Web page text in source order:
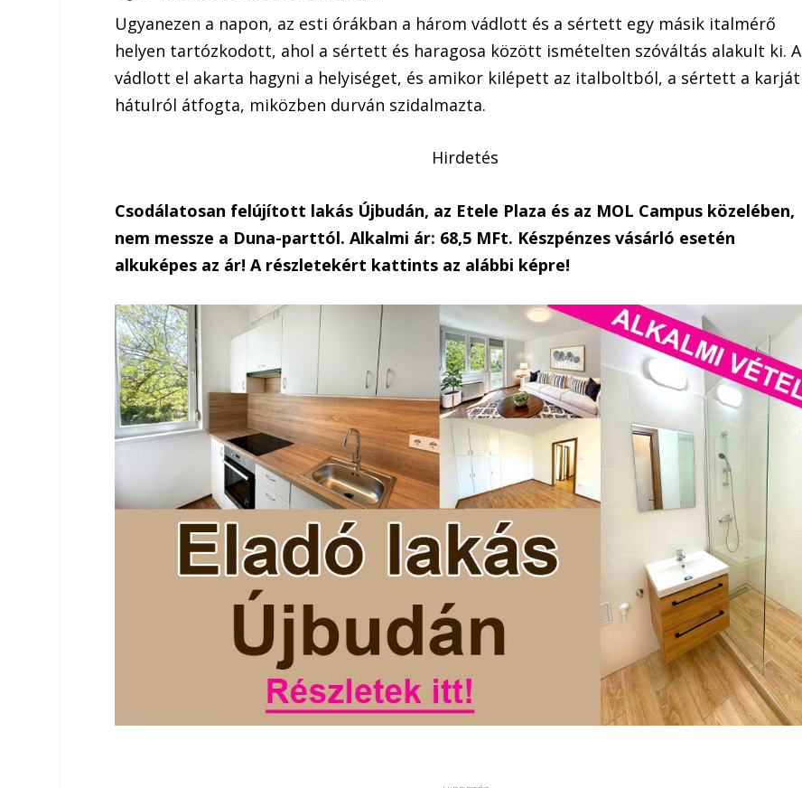
Ugyanezen a napon, az esti órákban a három vádlott és a sértett egy másik italmérő
helyen tartózkodott, ahol a sértett és haragosa között ismételten szóváltás alakult ki. A
vádlott el akarta hagyni a helyiséget, és amikor kilépett az italboltból, a sértett a karját
hátulról átfogta, miközben durván szidalmazta.
Hirdetés
Csodálatosan felújított lakás Újbudán, az Etele Plaza és az MOL Campus közelében,
nem messze a Duna-parttól. Alkalmi ár: 68,5 MFt. Készpénzes vásárló esetén
alkuképes az ár! A részletekért kattints az alábbi képre!